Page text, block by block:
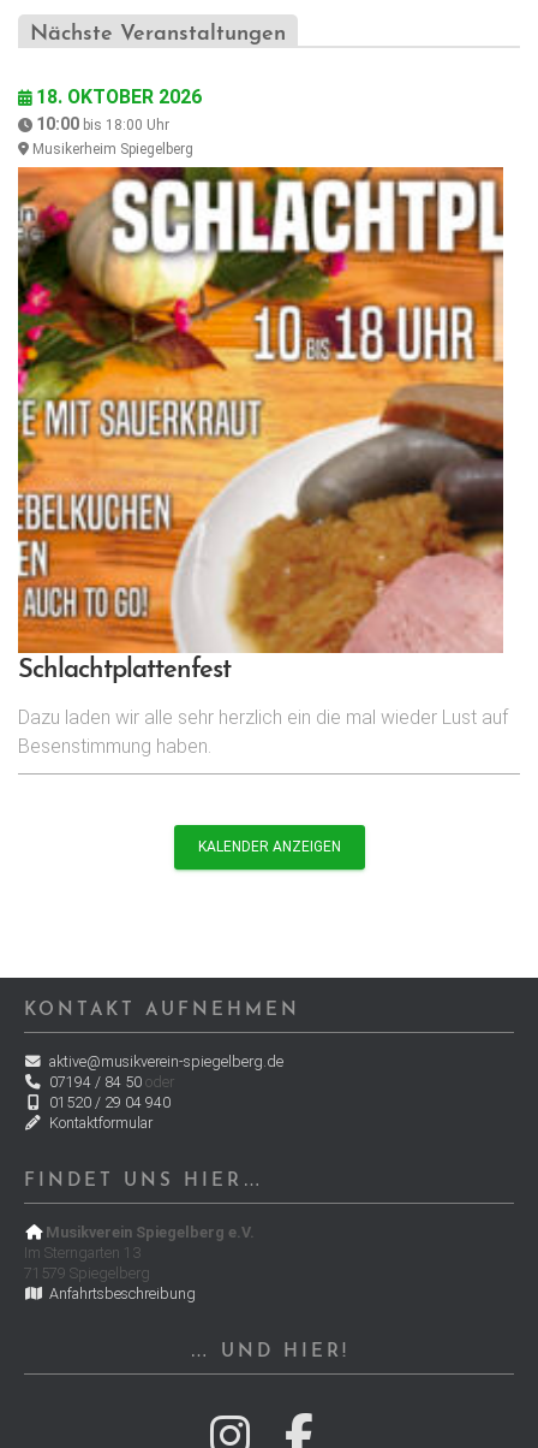
Nächste Veranstaltungen
18. OKTOBER 2026
10:00 bis 18:00 Uhr
Musikerheim Spiegelberg
Schlachtplattenfest
Dazu laden wir alle sehr herzlich ein die mal wieder Lust auf
Besenstimmung haben.
KALENDER ANZEIGEN
KONTAKT AUFNEHMEN
aktive@musikverein-spiegelberg.de
07194 / 84 50 oder
01520 / 29 04 940
Kontaktformular
FINDET UNS HIER…
Musikverein Spiegelberg e.V.
Im Sterngarten 13
71579 Spiegelberg
Anfahrtsbeschreibung
… UND HIER!